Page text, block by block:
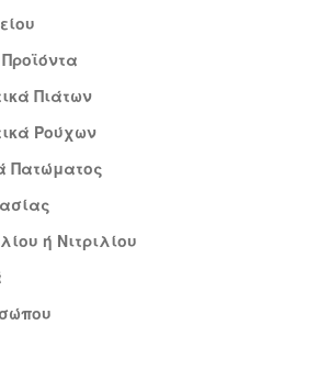
Πιάτων
Ρούχων
Πατώματος
ή Νιτριλίου